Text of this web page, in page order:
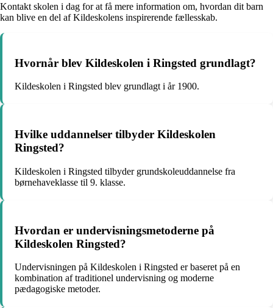
Kontakt skolen i dag for at få mere information om, hvordan dit barn
kan blive en del af Kildeskolens inspirerende fællesskab.
Hvornår blev Kildeskolen i Ringsted grundlagt?
Kildeskolen i Ringsted blev grundlagt i år 1900.
Hvilke uddannelser tilbyder Kildeskolen
Ringsted?
Kildeskolen i Ringsted tilbyder grundskoleuddannelse fra
børnehaveklasse til 9. klasse.
Hvordan er undervisningsmetoderne på
Kildeskolen Ringsted?
Undervisningen på Kildeskolen i Ringsted er baseret på en
kombination af traditionel undervisning og moderne
pædagogiske metoder.